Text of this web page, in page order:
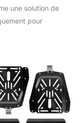
une solution de
pour